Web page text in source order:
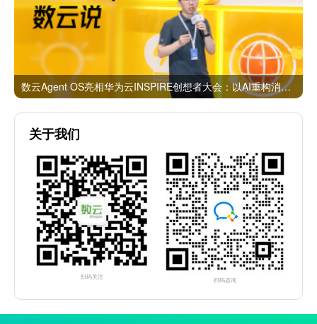
数云Agent OS亮相华为云INSPIRE创想者大会：以AI重构消费者运营与零售营销新范式
关于我们
扫码关注 扫码咨询